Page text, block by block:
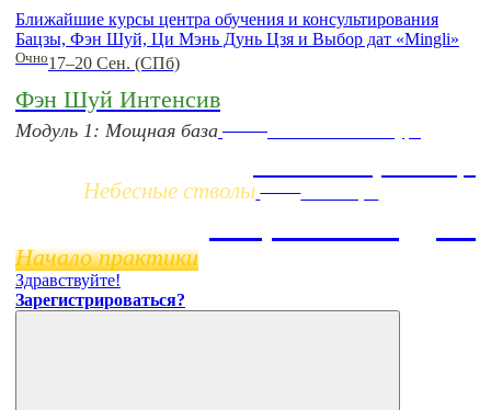
Ближайшие курсы центра обучения и консультирования
Бацзы, Фэн Шуй, Ци Мэнь Дунь Цзя и Выбор дат «Mingli»
Очно17–20 Сен. (СПб)
Фэн Шуй Интенсив
Модуль 1: Мощная база
Небесные стволы 11 ноября
Начало практики
Здравствуйте!
Зарегистрироваться?